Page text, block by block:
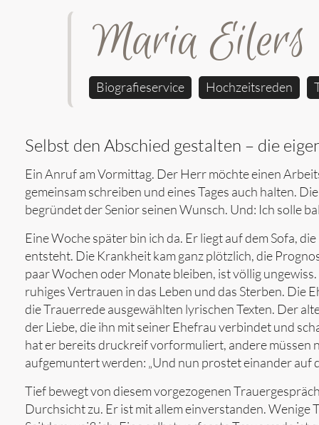
Biografieservice Hochzeitsreden
Selbst den Abschied gestalten – die
Ein Anruf am Vormittag. Der Herr möchte einen
gemeinsam schreiben und eines Tages auch halten.
begründet der Senior seinen Wunsch. Und: Ich solle
Eine Woche später bin ich da. Er liegt auf dem Sofa,
entsteht. Die Krankheit kam ganz plötzlich, die
paar Wochen oder Monate bleiben, ist völlig
ruhiges Vertrauen in das Leben und das Sterben. Die
die Trauerrede ausgewählten lyrischen Texten. Der
der Liebe, die ihn mit seiner Ehefrau verbindet und
hat er bereits druckreif vorformuliert, andere müssen
aufgemuntert werden: „Und nun prostet einander auf
Tief bewegt von diesem vorgezogenen
Durchsicht zu. Er ist mit allem einverstanden.
Maria Eilers